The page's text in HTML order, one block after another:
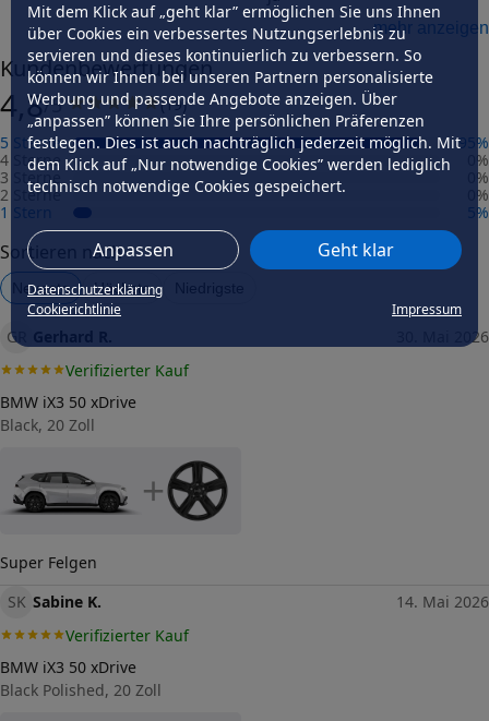
Mit dem Klick auf „geht klar” ermöglichen Sie uns Ihnen
über Cookies ein verbessertes Nutzungserlebnis zu
servieren und dieses kontinuierlich zu verbessern. So
können wir Ihnen bei unseren Partnern personalisierte
Werbung und passende Angebote anzeigen. Über
„anpassen” können Sie Ihre persönlichen Präferenzen
festlegen. Dies ist auch nachträglich jederzeit möglich. Mit
dem Klick auf „Nur notwendige Cookies” werden lediglich
technisch notwendige Cookies gespeichert.
Anpassen Geht klar
Datenschutzerklärung
Cookierichtlinie
Impressum
Herstellungsverfahren
gegossen
Präzisionsgrad
mittel
Felgengutachten
Eintragungsfrei
-
Freigabe
Gutachten Link
-
Fahrzeug wählen
Dimension
Größe (in Zoll)
Einpresstiefe (in mm)
Mittenloch-Durchmesser (in
Traglast (in kg)
mehr anzeigen
Kundenbewertungen
4,8/5 (19)
5 Sterne
95%
4 Sterne
%
3 Sterne
%
2 Sterne
%
1 Stern
5%
Sortieren nach
Neueste Höchste
GR
30. Mai 2026
Verifizierter Kauf
BMW iX3 50 xDrive
Black, 20 Zoll
+
Super Felgen
SK Sabine K.
14. Mai 2026
Verifizierter Kauf
BMW iX3 50 xDrive
Black Polished, 20 Zoll